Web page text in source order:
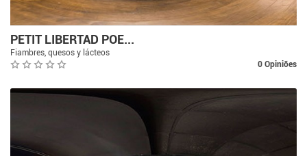
PETIT LIBERTAD POE...
Fiambres, quesos y lácteos
0 Opiniões